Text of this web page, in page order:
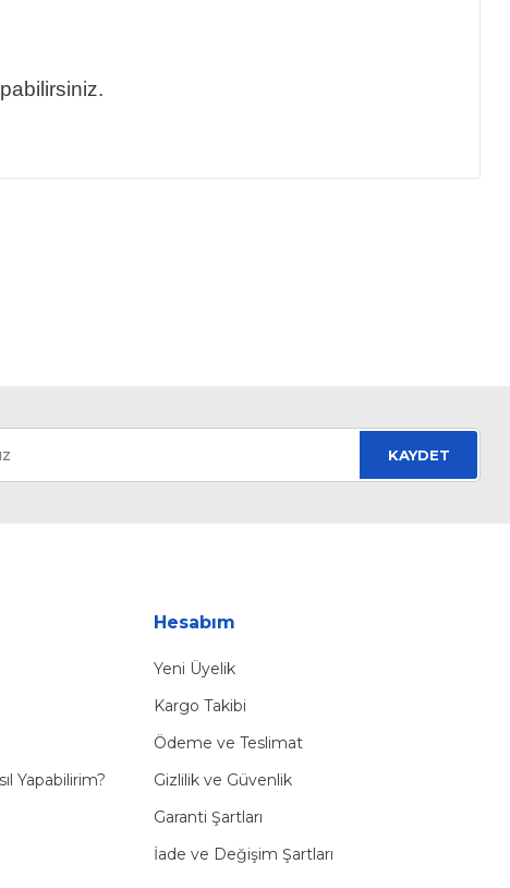
KAYDET
Yapabilirim?
Hesabım
Yeni Üyelik
Kargo Takibi
Ödeme ve Teslimat
Gizlilik ve Güvenlik
Garanti Şartları
İade ve Değişim Şartları